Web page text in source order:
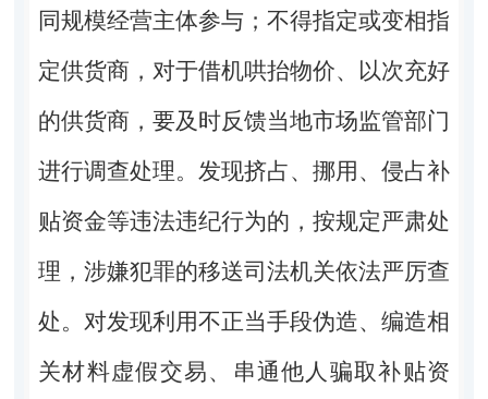
同规模经营主体参与；不得指定或变相指
定供货商，对于借机哄抬物价、以次充好
的供货商，要及时反馈当地市场监管部门
进行调查处理。发现挤占、挪用、侵占补
贴资金等违法违纪行为的，按规定严肃处
理，涉嫌犯罪的移送司法机关依法严厉查
处。对发现利用不正当手段伪造、编造相
关材料虚假交易、串通他人骗取补贴资